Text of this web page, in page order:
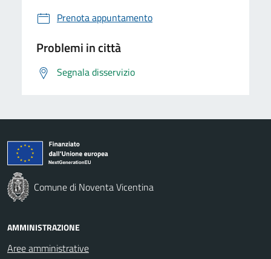
Prenota appuntamento
Problemi in città
Segnala disservizio
Comune di Noventa Vicentina
AMMINISTRAZIONE
Aree amministrative